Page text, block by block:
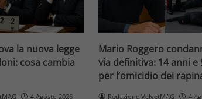
la nuova legge
cosa cambia
4 Agosto 2026
Mario Roggero
via definitiva: 14 anni e
per l’omicidio dei
Redazione VelvetMAG 4